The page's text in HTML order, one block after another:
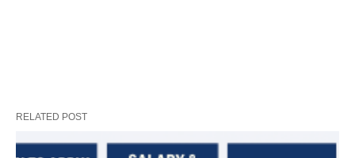
RELATED POST